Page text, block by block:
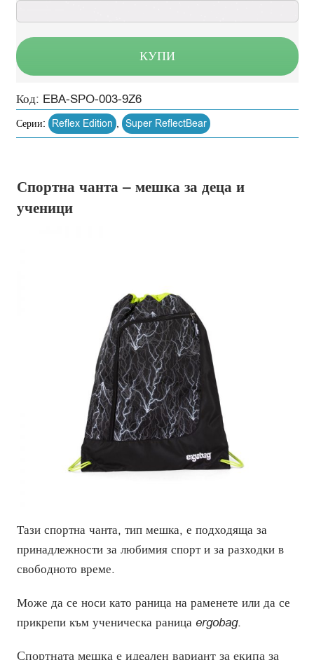
КУПИ
Код: EBA-SPO-003-9Z6
Серии: Reflex Edition , Super ReflectBear
Спортна чанта – мешка за деца и
ученици
Тази спортна чанта, тип мешка, е подходяща за
принадлежности за любимия спорт и за разходки в
свободното време.
Може да се носи като раница на раменете или да се
прикрепи към ученическа раница ergobag.
Спортната мешка е идеален вариант за екипа за